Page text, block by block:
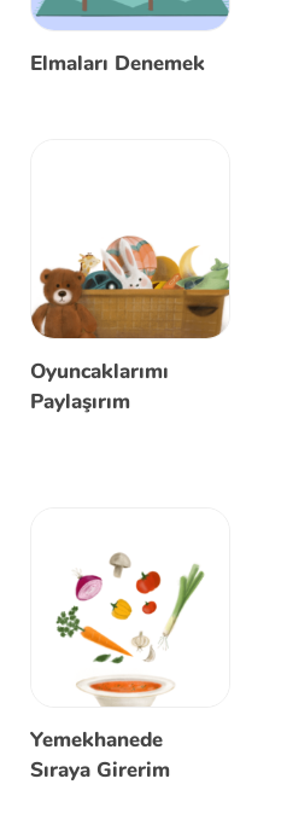
Elmaları Denemek
Oyuncaklarımı
Paylaşırım
Yemekhanede
Sıraya Girerim